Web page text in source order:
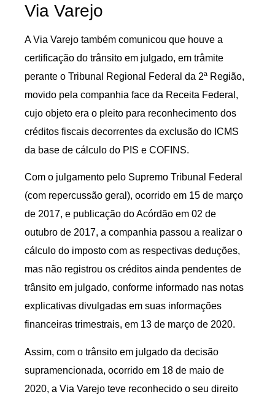
Via Varejo
A Via Varejo também comunicou que houve a
certificação do trânsito em julgado, em trâmite
perante o Tribunal Regional Federal da 2ª Região,
movido pela companhia face da Receita Federal,
cujo objeto era o pleito para reconhecimento dos
créditos fiscais decorrentes da exclusão do ICMS
da base de cálculo do PIS e COFINS.
Com o julgamento pelo Supremo Tribunal Federal
(com repercussão geral), ocorrido em 15 de março
de 2017, e publicação do Acórdão em 02 de
outubro de 2017, a companhia passou a realizar o
cálculo do imposto com as respectivas deduções,
mas não registrou os créditos ainda pendentes de
trânsito em julgado, conforme informado nas notas
explicativas divulgadas em suas informações
financeiras trimestrais, em 13 de março de 2020.
Assim, com o trânsito em julgado da decisão
supramencionada, ocorrido em 18 de maio de
2020, a Via Varejo teve reconhecido o seu direito